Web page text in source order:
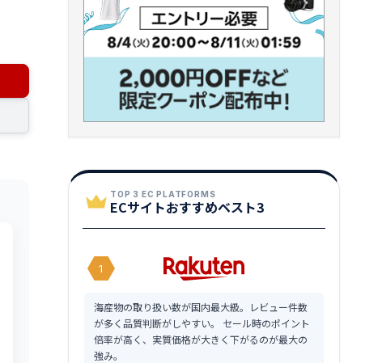
TOP 3 EC PLATFORMS
ECサイトおすすめベスト3
1
海産物の取り扱い数が国内最大級。レビュー件数
が多く品質判断がしやすい。 セール時のポイント
倍率が高く、実質価格が大きく下がるのが最大の
強み。